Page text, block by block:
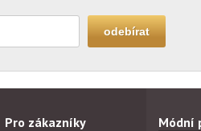
Pro zákazníky Módní